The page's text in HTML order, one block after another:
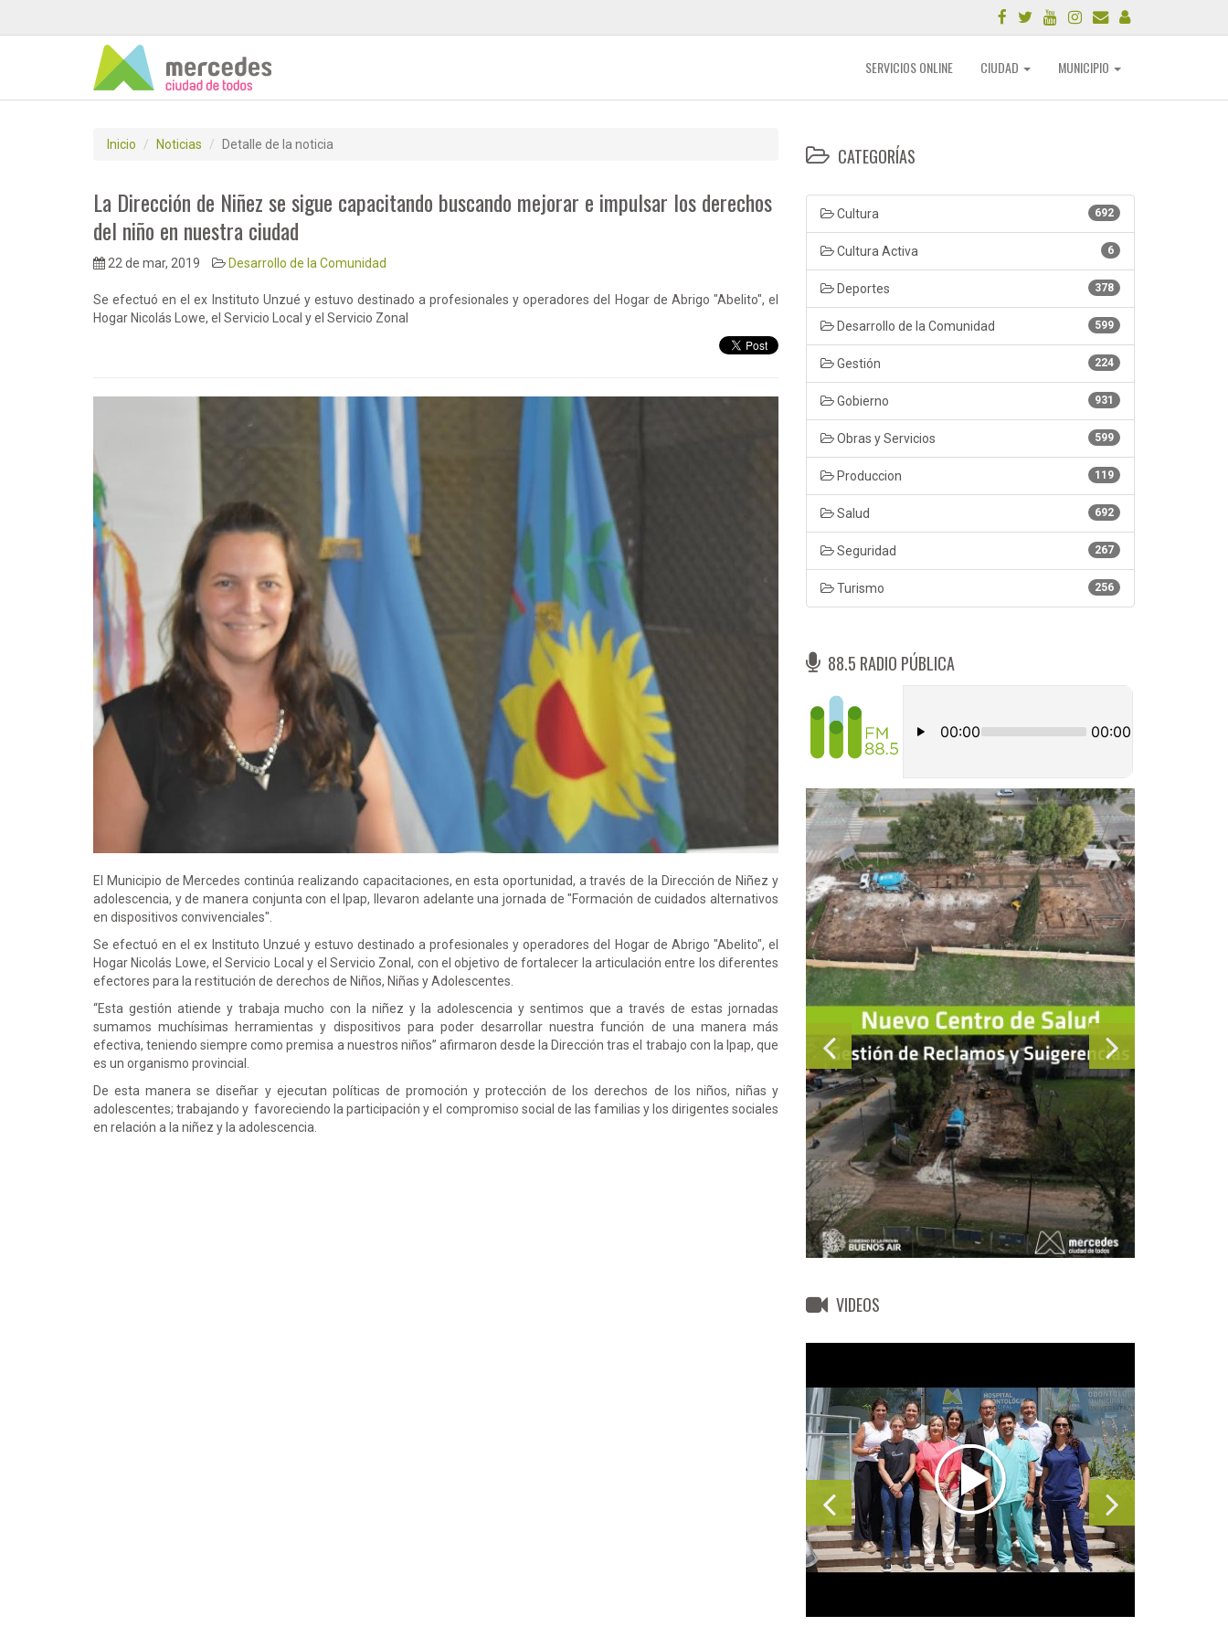
SERVICIOS ONLINE CIUDAD MUNICIPIO
Inicio Noticias Detalle de la noticia
La Dirección de Niñez se sigue capacitando buscando mejorar e impulsar los derechos
del niño en nuestra ciudad
22 de mar, 2019 Desarrollo de la Comunidad
Se efectuó en el ex Instituto Unzué y estuvo destinado a profesionales y operadores del Hogar de Abrigo "Abelito", el
Hogar Nicolás Lowe, el Servicio Local y el Servicio Zonal
El Municipio de Mercedes continúa realizando capacitaciones, en esta oportunidad, a través de la Dirección de Niñez y
adolescencia, y de manera conjunta con el Ipap, llevaron adelante una jornada de "Formación de cuidados alternativos
en dispositivos convivenciales".
Se efectuó en el ex Instituto Unzué y estuvo destinado a profesionales y operadores del Hogar de Abrigo "Abelito", el
Hogar Nicolás Lowe, el Servicio Local y el Servicio Zonal, con el objetivo de fortalecer la articulación entre los diferentes
efectores para la restitución de derechos de Niños, Niñas y Adolescentes.
“Esta gestión atiende y trabaja mucho con la niñez y la adolescencia y sentimos que a través de estas jornadas
sumamos muchísimas herramientas y dispositivos para poder desarrollar nuestra función de una manera más
efectiva, teniendo siempre como premisa a nuestros niños” afirmaron desde la Dirección tras el trabajo con la Ipap, que
es un organismo provincial.
De esta manera se diseñar y ejecutan políticas de promoción y protección de los derechos de los niños, niñas y
adolescentes; trabajando y favoreciendo la participación y el compromiso social de las familias y los dirigentes sociales
en relación a la niñez y la adolescencia.
CATEGORÍAS
692
Cultura
6
Cultura Activa
378
Deportes
599
Desarrollo de la Comunidad
224
Gestión
931
Gobierno
599
Obras y Servicios
119
Produccion
692
Salud
267
Seguridad
256
Turismo
88.5 RADIO PÚBLICA
VIDEOS